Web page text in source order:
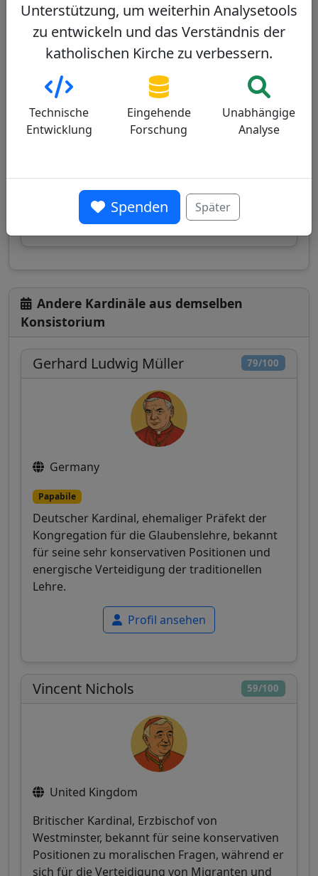
Argentinischer Kardinal, Präfekt des
Dikasteriums für die Glaubenslehre, Theologe,
enger Mitarbeiter von Papst Franziskus,
bekannt für seine progressiven Positionen
Profil ansehen
Andere Kardinäle aus demselben
Konsistorium
79/100
Gerhard Ludwig Müller
Germany
Papabile
Deutscher Kardinal, ehemaliger Präfekt der
Kongregation für die Glaubenslehre, bekannt
für seine sehr konservativen Positionen und
energische Verteidigung der traditionellen
Lehre.
Profil ansehen
59/100
Vincent Nichols
United Kingdom
Britischer Kardinal, Erzbischof von
Westminster, bekannt für seine konservativen
Positionen zu moralischen Fragen, während er
sich für die Verteidigung von Migranten und
Unterstützung, um weiterhin Analysetools
zu entwickeln und das Verständnis der
katholischen Kirche zu verbessern.
Technische
Entwicklung
Eingehende
Forschung
Unabhängige
Analyse
Spenden Später